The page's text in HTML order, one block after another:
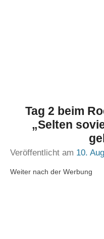
Tag 2 beim
„Selten
Veröffentlicht am 10.
Weiter nach der Werbung